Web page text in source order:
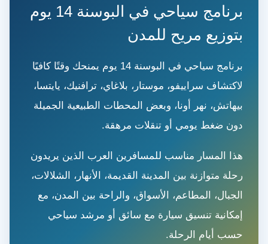
برنامج سياحي في البوسنة 14 يوم
بتوزيع مريح للمدن
برنامج سياحي في البوسنة 14 يوم يمنحك وقتًا كافيًا
لاكتشاف سراييفو، موستار، بلاغاي، ترافنيك، يايتسا،
بيهاتش، نهر أونا، وبعض المحطات الطبيعية الجميلة
دون ضغط يومي أو تنقلات مرهقة.
هذا المسار مناسب للمسافرين العرب الذين يريدون
رحلة متوازنة بين المدينة القديمة، الأنهار، الشلالات،
الجبال، المطاعم، الأسواق، والراحة بين المدن، مع
إمكانية تنسيق سيارة مع سائق أو مرشد سياحي
حسب أيام الرحلة.